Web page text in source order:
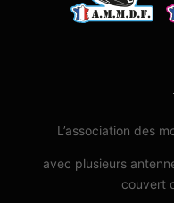
L’association des
avec plusieurs
couvert